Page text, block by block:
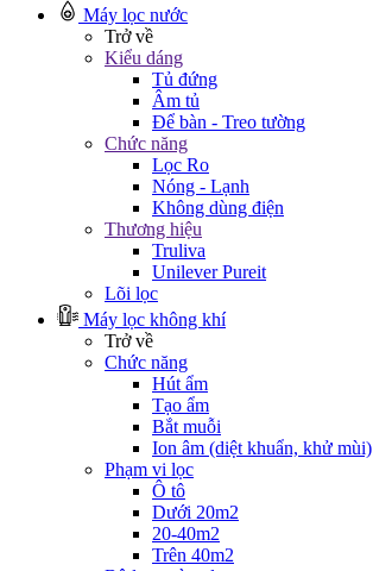
Máy lọc nước
Trở về
Kiểu dáng
Tủ đứng
Âm tủ
Để bàn - Treo tường
Chức năng
Lọc Ro
Nóng - Lạnh
Không dùng điện
Thương hiệu
Truliva
Unilever Pureit
Lõi lọc
Máy lọc không khí
Trở về
Chức năng
Hút ẩm
Tạo ẩm
Bắt muỗi
Ion âm (diệt khuẩn, khử mùi)
Phạm vi lọc
Ô tô
Dưới 20m2
20-40m2
Trên 40m2